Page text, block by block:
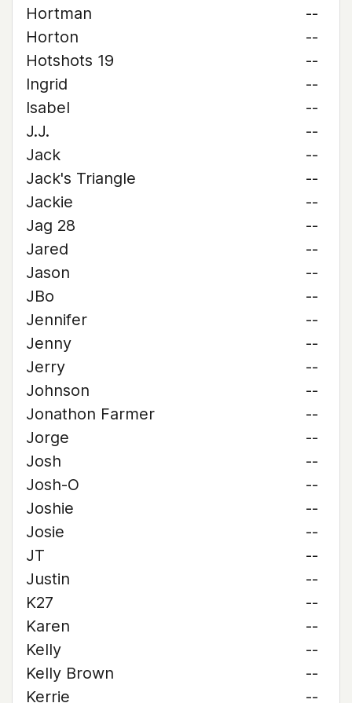
Hortman
--
Horton
--
Hotshots 19
--
Ingrid
--
Isabel
--
J.J.
--
Jack
--
Jack's Triangle
--
Jackie
--
Jag 28
--
Jared
--
Jason
--
JBo
--
Jennifer
--
Jenny
--
Jerry
--
Johnson
--
Jonathon Farmer
--
Jorge
--
Josh
--
Josh-O
--
Joshie
--
Josie
--
JT
--
Justin
--
K27
--
Karen
--
Kelly
--
Kelly Brown
--
Kerrie
--